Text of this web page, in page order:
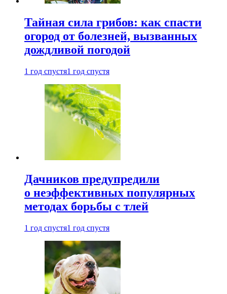
Тайная сила грибов: как спасти
огород от болезней, вызванных
дождливой погодой
1 год спустя1 год спустя
Дачников предупредили
о неэффективных популярных
методах борьбы с тлей
1 год спустя1 год спустя